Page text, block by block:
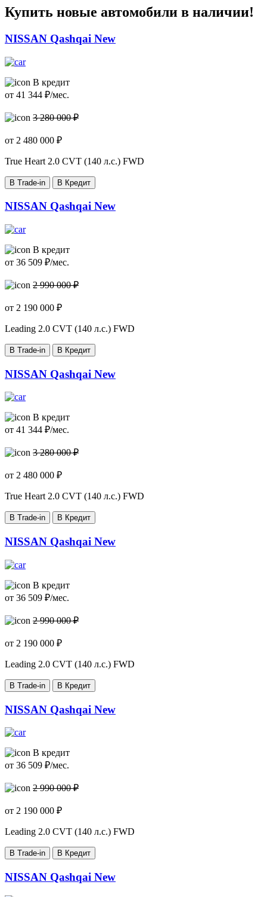
Купить новые автомобили в наличии!
NISSAN Qashqai New
В кредит
от 41 344 ₽/мес.
3 280 000 ₽
от 2 480 000 ₽
True Heart 2.0 CVT (140 л.с.) FWD
В Trade-in В Кредит
NISSAN Qashqai New
В кредит
от 36 509 ₽/мес.
2 990 000 ₽
от 2 190 000 ₽
Leading 2.0 CVT (140 л.с.) FWD
В Trade-in В Кредит
NISSAN Qashqai New
В кредит
от 41 344 ₽/мес.
3 280 000 ₽
от 2 480 000 ₽
True Heart2.0 CVT (140 л.с.) FWD
В Trade-in В Кредит
NISSAN Qashqai New
В кредит
от 36 509 ₽/мес.
2 990 000 ₽
от 2 190 000 ₽
Leading 2.0 CVT (140 л.с.) FWD
В Trade-in В Кредит
NISSAN Qashqai New
В кредит
от 36 509 ₽/мес.
2 990 000 ₽
от 2 190 000 ₽
Leading 2.0 CVT (140 л.с.) FWD
В Trade-in В Кредит
NISSAN Qashqai New